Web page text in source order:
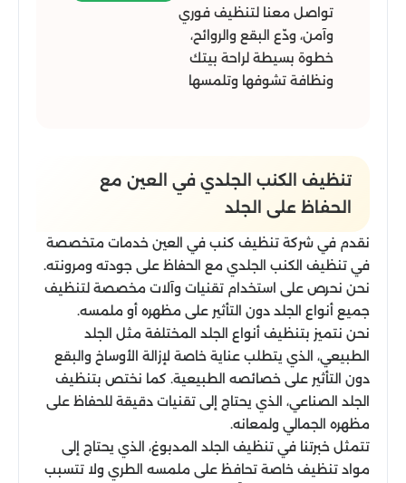
تواصل معنا لتنظيف فوري
وآمن، ودّع البقع والروائح،
خطوة بسيطة لراحة بيتك
ونظافة تشوفها وتلمسها
تنظيف الكنب الجلدي في العين مع
الحفاظ على الجلد
نقدم في شركة تنظيف كنب في العين خدمات متخصصة
في تنظيف الكنب الجلدي مع الحفاظ على جودته ومرونته.
نحن نحرص على استخدام تقنيات وآلات مخصصة لتنظيف
جميع أنواع الجلد دون التأثير على مظهره أو ملمسه.
نحن نتميز بتنظيف أنواع الجلد المختلفة مثل الجلد
الطبيعي، الذي يتطلب عناية خاصة لإزالة الأوساخ والبقع
دون التأثير على خصائصه الطبيعية. كما نختص بتنظيف
الجلد الصناعي، الذي يحتاج إلى تقنيات دقيقة للحفاظ على
مظهره الجمالي ولمعانه.
تتمثل خبرتنا في تنظيف الجلد المدبوغ، الذي يحتاج إلى
مواد تنظيف خاصة تحافظ على ملمسه الطري ولا تتسبب